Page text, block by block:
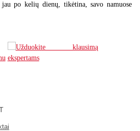
po kelių dienų, tikėtina, savo namuose